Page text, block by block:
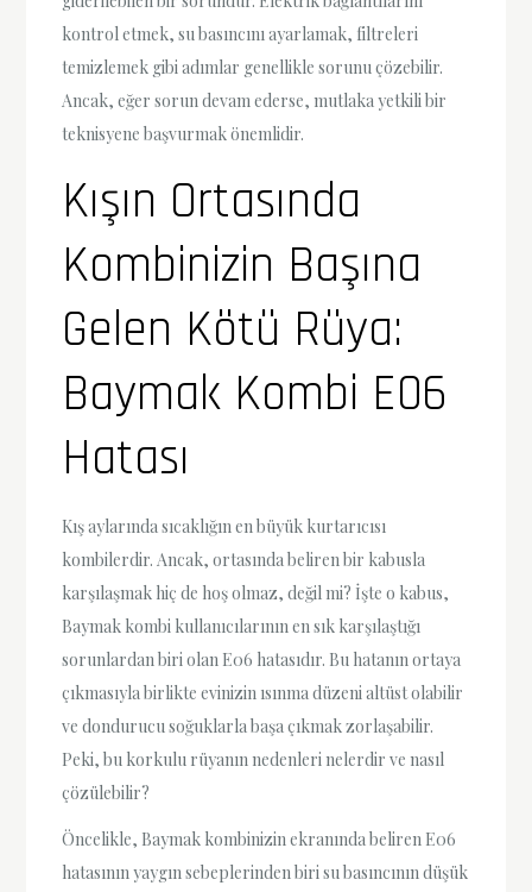
kontrol etmek, su basıncını ayarlamak, filtreleri
temizlemek gibi adımlar genellikle sorunu çözebilir.
Ancak, eğer sorun devam ederse, mutlaka yetkili bir
teknisyene başvurmak önemlidir.
Kışın Ortasında
Kombinizin Başına
Gelen Kötü Rüya:
Baymak Kombi E06
Hatası
Kış aylarında sıcaklığın en büyük kurtarıcısı
kombilerdir. Ancak, ortasında beliren bir kabusla
karşılaşmak hiç de hoş olmaz, değil mi? İşte o kabus,
Baymak kombi kullanıcılarının en sık karşılaştığı
sorunlardan biri olan E06 hatasıdır. Bu hatanın ortaya
çıkmasıyla birlikte evinizin ısınma düzeni altüst olabilir
ve dondurucu soğuklarla başa çıkmak zorlaşabilir.
Peki, bu korkulu rüyanın nedenleri nelerdir ve nasıl
çözülebilir?
Öncelikle, Baymak kombinizin ekranında beliren E06
hatasının yaygın sebeplerinden biri su basıncının düşük